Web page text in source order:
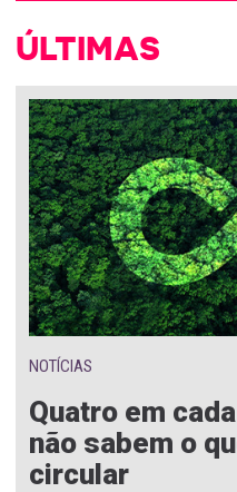
ÚLTIMAS
NOTÍCIAS
Quatro em
não sabem o
circular